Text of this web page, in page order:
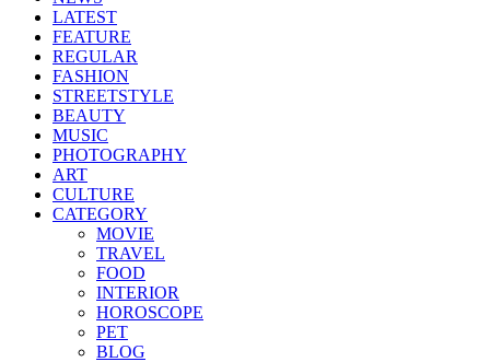
LATEST
FEATURE
REGULAR
FASHION
STREETSTYLE
BEAUTY
MUSIC
PHOTOGRAPHY
ART
CULTURE
CATEGORY
MOVIE
TRAVEL
FOOD
INTERIOR
HOROSCOPE
PET
BLOG